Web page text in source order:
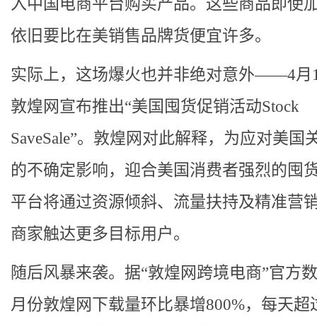
入中国电商平台购买产品。这些商品即使
依旧要比在美销售品牌货便宜许多。
实际上，这场爆火也并非绝对意外——4月
敦煌网宣布推出“美国囤货促销活动Stock
SaveSale”。敦煌网对此解释，为应对美国
的不确定影响，迎合美国消费者强烈的囤
平台将通过资源倾斜、流量扶持及精准营
商家触达更多目标用户。
随后风暴来袭。据“敦煌网跨境电商”官方
月份敦煌网下载量环比暴增800%，每天超